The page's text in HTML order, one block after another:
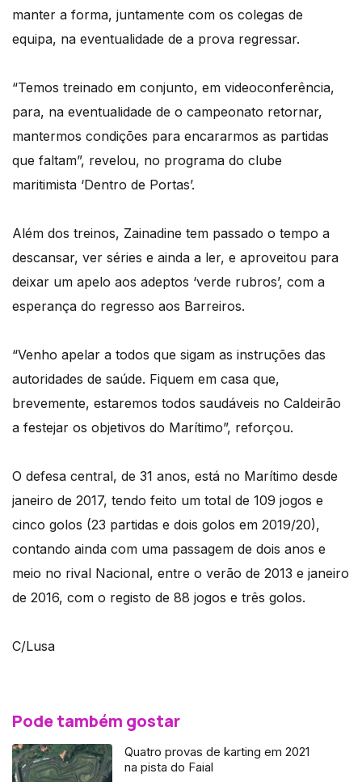
manter a forma, juntamente com os colegas de
equipa, na eventualidade de a prova regressar.
“Temos treinado em conjunto, em videoconferência,
para, na eventualidade de o campeonato retornar,
mantermos condições para encararmos as partidas
que faltam”, revelou, no programa do clube
maritimista ‘Dentro de Portas’.
Além dos treinos, Zainadine tem passado o tempo a
descansar, ver séries e ainda a ler, e aproveitou para
deixar um apelo aos adeptos ‘verde rubros’, com a
esperança do regresso aos Barreiros.
“Venho apelar a todos que sigam as instruções das
autoridades de saúde. Fiquem em casa que,
brevemente, estaremos todos saudáveis no Caldeirão
a festejar os objetivos do Marítimo”, reforçou.
O defesa central, de 31 anos, está no Marítimo desde
janeiro de 2017, tendo feito um total de 109 jogos e
cinco golos (23 partidas e dois golos em 2019/20),
contando ainda com uma passagem de dois anos e
meio no rival Nacional, entre o verão de 2013 e janeiro
de 2016, com o registo de 88 jogos e três golos.
C/Lusa
Pode também gostar
Quatro provas de karting em 2021
na pista do Faial